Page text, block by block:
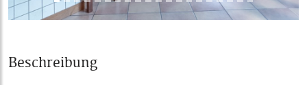
Beschreibung